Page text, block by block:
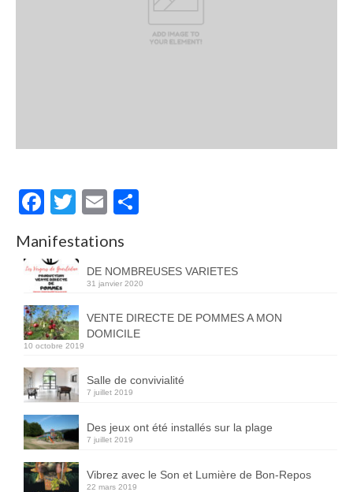
Facebook
TwitterEmail
Manifestations
DE NOMBREUSES VARIETES
31 janvier 2020
VENTE DIRECTE DE POMMES A MON
DOMICILE
10 octobre 2019
Salle de convivialité
7 juillet 2019
Des jeux ont été installés sur la plage
7 juillet 2019
Vibrez avec le Son et Lumière de Bon-Repos
22 mars 2019